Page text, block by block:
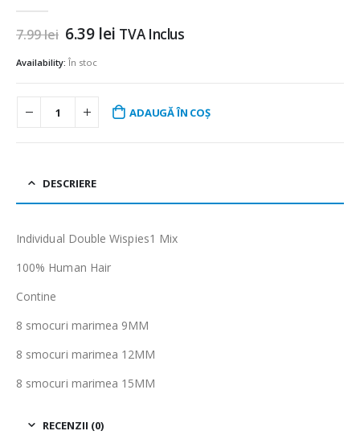
7.99lei Prețul
a
fost:
7.99 lei.
6.39 leiPrețul
6.39 lei.
TVA Inclus
Availability: În stoc
ADAUGĂ ÎN COȘ
DESCRIERE
Individual Double Wispies1 Mix
100% Human Hair
Contine
8 smocuri marimea 9MM
8 smocuri marimea 12MM
8 smocuri marimea 15MM
RECENZII (0)